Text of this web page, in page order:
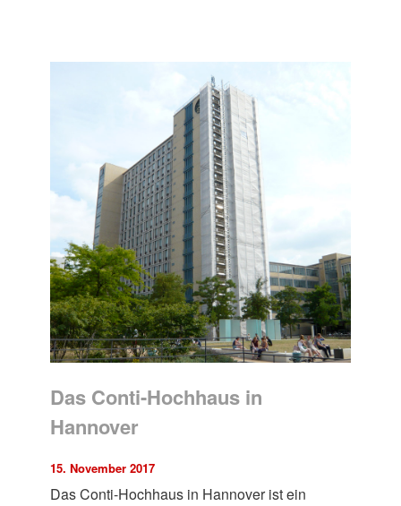
Das Conti-Hochhaus in
Hannover
15. November 2017
Das Conti-Hochhaus in Hannover ist ein